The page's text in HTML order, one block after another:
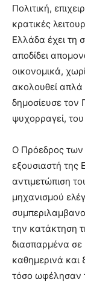
Πολιτική,
κρατικές
Ελλάδα έχει τη
αποδίδει
οικονομικά,
ακολουθεί απλά
δημοσίευσε
ψυχορραγεί, του
Ο Πρόεδρος των
εξουσιαστή της
αντιμετώπιση
μηχανισμού
την κατάκτηση
διασπαρμένα σε
καθημερινά και
τόσο ωφέλησαν